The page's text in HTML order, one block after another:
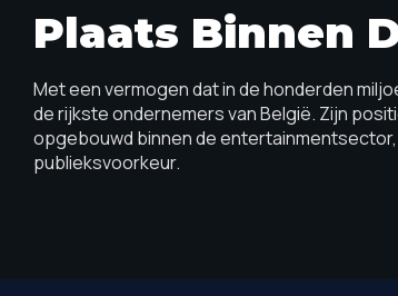
Plaats Binnen
Met een vermogen dat in de honderden
de rijkste ondernemers van België. Zijn
opgebouwd binnen de
publieksvoorkeur.